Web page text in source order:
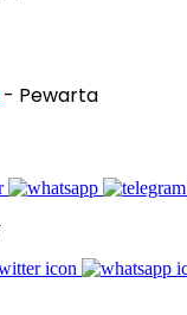
- Pewarta